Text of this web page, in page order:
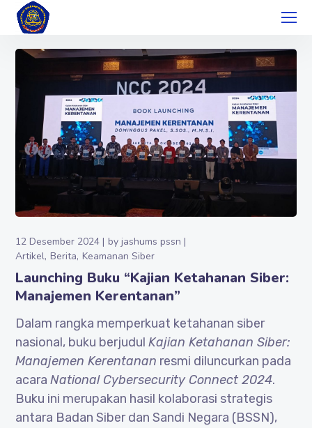
12 Desember 2024 byjashums pssn
Artikel Berita Keamanan Siber
Launching Buku “Kajian Ketahanan Siber:
Manajemen Kerentanan”
Dalam rangka memperkuat ketahanan siber
nasional, buku berjudulKajian Ketahanan Siber:
Manajemen Kerentanan resmi diluncurkan pada
acaraNational Cybersecurity Connect 2024.
Buku ini merupakan hasil kolaborasi strategis
antara Badan Siber dan Sandi Negara (BSSN),